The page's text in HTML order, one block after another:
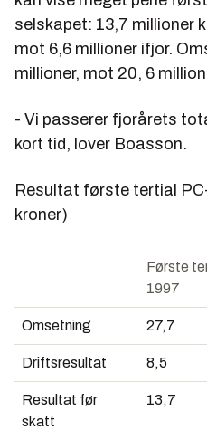
selskapet: 13,7 millioner
mot 6,6 millioner ifjor.
millioner, mot 20, 6
- Vi passerer fjorårets
kort tid, lover Boasson.
Resultat første tertial
kroner)
Første
1997
Omsetning 27,7
Driftsresultat 8,5
Resultat før
skatt
13,7